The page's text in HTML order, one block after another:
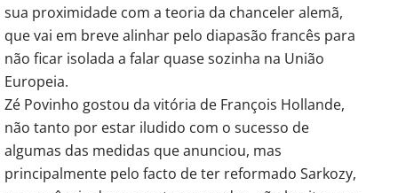
sua proximidade com a teoria da chanceler alemã,
que vai em breve alinhar pelo diapasão francês para
não ficar isolada a falar quase sozinha na União
Europeia.
Zé Povinho gostou da vitória de François Hollande,
não tanto por estar iludido com o sucesso de
algumas das medidas que anunciou, mas
principalmente pelo facto de ter reformado Sarkozy,